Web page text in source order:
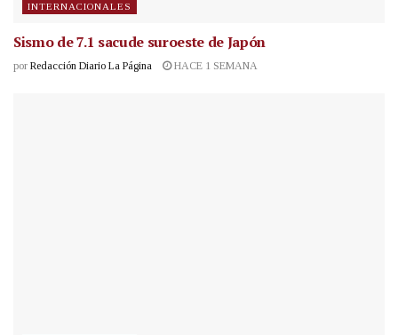
INTERNACIONALES
Sismo de 7.1 sacude suroeste de Japón
por Redacción Diario La Página HACE 1 SEMANA